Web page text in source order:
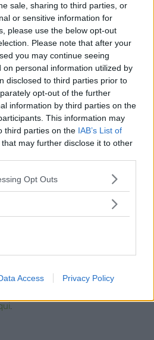
sale, sharing to third parties, or
or sensitive information for
please use the below opt-out
Please note that after your
you may continue seeing
on personal information utilized by
disclosed to third parties prior to
opt-out of the further
information by third parties on the
This information may
third parties on the IAB’s List of
that may further disclose it to other
app uses one or more Google
behaviour. You may click to
purposes in below Google
Opt Outs
Access Privacy Policy
l'Informativa riportata qui
personali ai fini dell'iscrizione a
recensioni, per ottenere i servizi
partecipare alle iniziative del
Condizioni di Utilizzo.
dati personali forniti a
ai test di prodotto, per
posta, telefono, posta
.